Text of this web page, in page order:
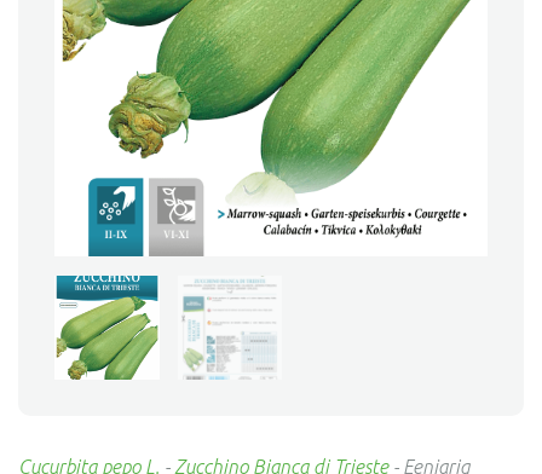
Cucurbita pepo L. - Zucchino Bianca di Trieste- Eenjarig